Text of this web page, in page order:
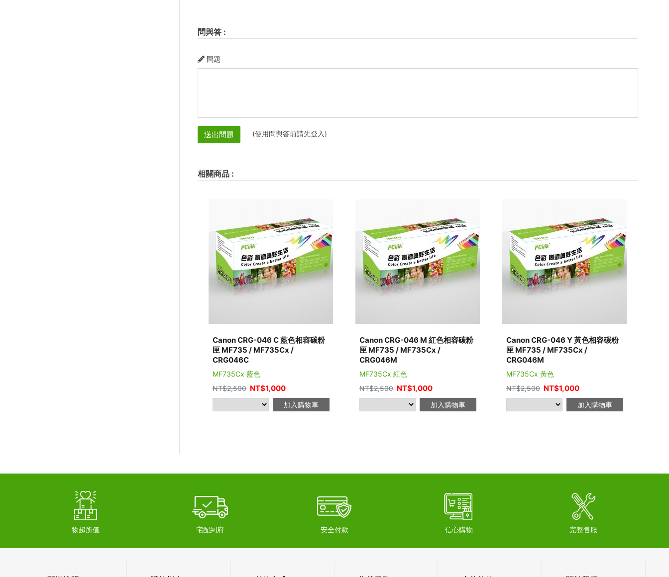
問與答:
問題
送出問題 (使用問與答前請先登入)
相關商品:
Canon CRG-046 C 藍色相容碳粉
匣 MF735 / MF735Cx /
CRG046C
MF735Cx 藍色
NT$2,500 NT$1,000
加入購物車
Canon CRG-046 M 紅色相容碳粉
匣 MF735 / MF735Cx /
CRG046M
MF735Cx 紅色
NT$2,500 NT$1,000
加入購物車
Canon CRG-046 Y 黃色相容碳粉
匣 MF735 / MF735Cx /
CRG046M
MF735Cx 黃色
NT$2,500 NT$1,000
加入購物車
物超所值 宅配到府 安全付款 信心購物 完整售服